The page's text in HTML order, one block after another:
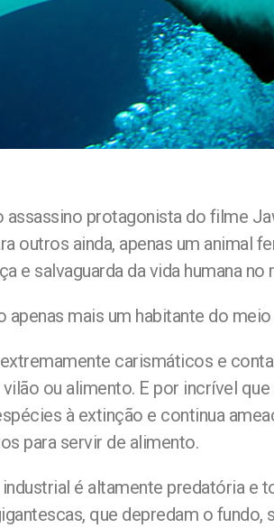
protagonista do filme
outros ainda, apenas um animal
e salvaguarda da vida humana no
mais um habitante do
carismáticos e
ou alimento. E por incrível
à extinção e continua
para servir de alimento.
é altamente predatória e
que depredam o fundo,